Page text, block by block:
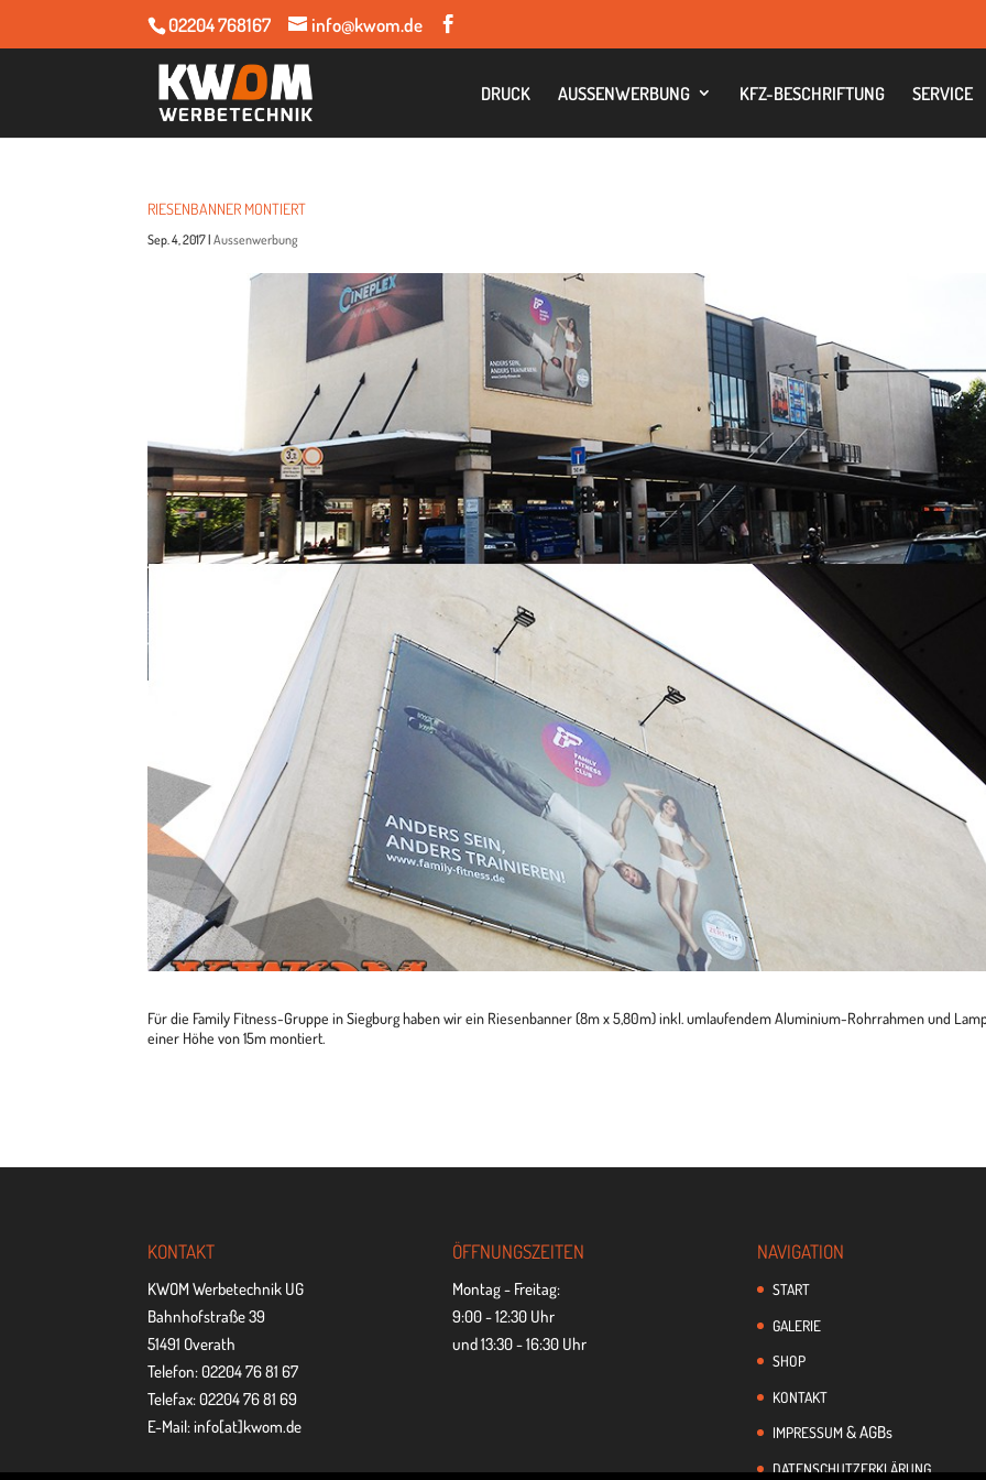
02204 768167 info@kwom.de
DRUCK AUS­SEN­WER­BUNG KFZ-BESCHRIF­TUNG SER­VICE
RIE­SEN­BAN­NER MONTIERT
Sep. 4, 2017|Aussenwerbung
Für die Family Fit­ness-Gruppe in Sieg­burg haben wir ein Rie­sen­ban­ner (8m x 5,80m) inkl. umlau­fen­dem Alu­mi­nium-Rohr­rah­men und
einer Höhe von 15m montiert.
KON­TAKT
KWOM Werbetechnik UG
Bahnhofstraße 39
51491 Overath
Telefon: 02204 76 81 67
Telefax: 02204 76 81 69
E-Mail: info[at]kwom.de
ÖFF­NUNGS­ZEI­TEN
Montag - Freitag:
9:00 - 12:30 Uhr
und 13:30 - 16:30 Uhr
NAVI­GA­TION
START
GALE­RIE
SHOP
KON­TAKT
IMPRES­SUM& AGBs
DATEN­SCHUTZ­ER­KLÄ­RUNG